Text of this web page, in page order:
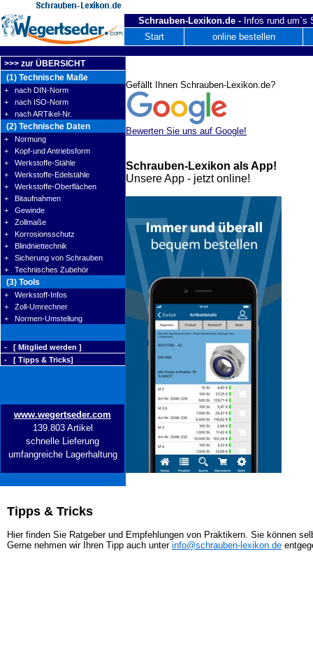
Schrauben-Lexikon.de - Infos rund um´s
Start
online bestellen
>>> zur ÜBERSICHT
(1) Technische Maße
+ nach DIN-Norm
+ nach ISO-Norm
+ nach ARTikel-Nr.
(2) Technische Daten
+ Normung
+ Kopf-und Antriebsform
+ Werkstoffe-Stähle
+ Werkstoffe-Edelstähle
+ Werkstoffe-Oberflächen
+ Bitaufnahmen
+ Gewinde
+ Zollmaße
+ Korrosionsschutz
+ Blindniettechnik
+ Sicherung von Schrauben
+ Technisches Zubehör
(3) Tools
+ Werkstoff-Infos
+ Zoll-Umrechner
+ Normen-Umstellung
- [ Mitglied werden ]
- [ Tipps & Tricks]
www.wegertseder.com
139.803 Artikel
schnelle Lieferung
umfangreiche Lagerhaltung
Tipps & Tricks
Hier finden Sie Ratgeber und Empfehlungen von Praktikern. Sie können
Gerne nehmen wir Ihren Tipp auch unter info@schrauben-lexikon.de
Gefällt Ihnen Schrauben-Lexikon.de?
Bewerten Sie uns auf Google!
Schrauben-Lexikon als App!
Unsere App - jetzt online!